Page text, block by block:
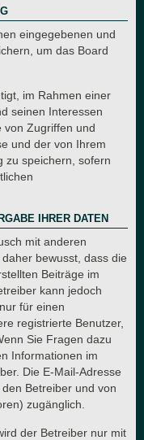
eingegebenen und
um das Board
im Rahmen einer
seinen Interessen
von Zugriffen und
und der von Ihrem
zu speichern, sofern
IHRER DATEN
mit anderen
bewusst, dass die
Beiträge im
kann jedoch
für einen
registrierte Benutzer,
Sie Fragen dazu
Informationen im
Die E-Mail-Adresse
Betreiber und von
zugänglich.
der Betreiber nur mit